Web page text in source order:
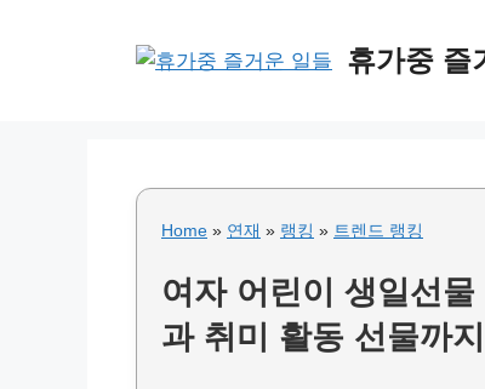
휴가중 즐
Home » 연재 » 랭킹 » 트렌드 랭킹
여자 어린이 생일선
과 취미 활동 선물까지